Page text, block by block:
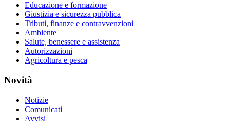
Educazione e formazione
Giustizia e sicurezza pubblica
Tributi, finanze e contravvenzioni
Ambiente
Salute, benessere e assistenza
Autorizzazioni
Agricoltura e pesca
Novità
Notizie
Comunicati
Avvisi